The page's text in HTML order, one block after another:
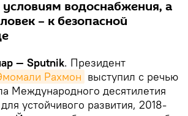
водоснабжения, а
– к безопасной
— Sputnik. Президент
Рахмон выступил c речью
Международного десятилетия
устойчивого развития, 2018-